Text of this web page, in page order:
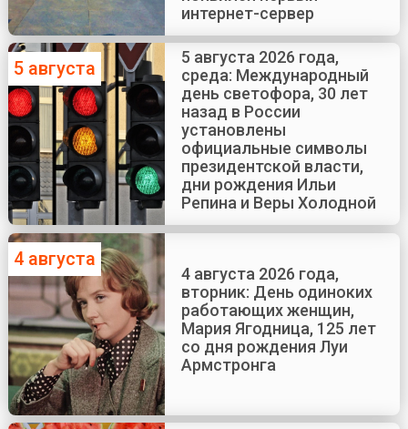
интернет-сервер
5 августа
5 августа 2026 года,
среда: Международный
день светофора, 30 лет
назад в России
установлены
официальные символы
президентской власти,
дни рождения Ильи
Репина и Веры Холодной
4 августа
4 августа 2026 года,
вторник: День одиноких
работающих женщин,
Мария Ягодница, 125 лет
со дня рождения Луи
Армстронга